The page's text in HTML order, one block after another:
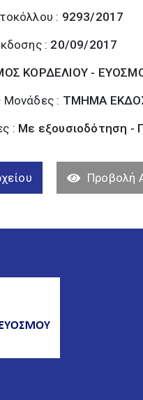
: 9293/2017
: 20/09/2017
ΚΟΡΔΕΛΙΟΥ -
Μονάδες : ΤΜΗΜΑ
: Με εξουσιοδότηση -
Προβολή